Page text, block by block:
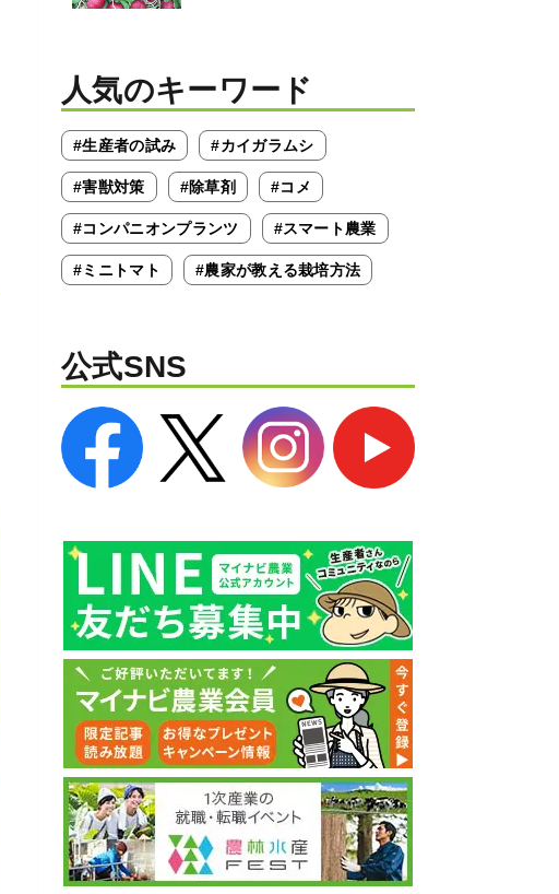
人気のキーワード
#生産者の試み #カイガラムシ
#害獣対策 #除草剤 #コメ
#コンパニオンプランツ #スマート農業
#ミニトマト #農家が教える栽培方法
公式SNS